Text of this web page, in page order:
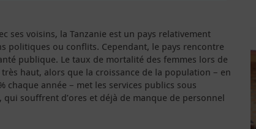
ses voisins, la Tanzanie est un pays relativement
politiques ou conflits. Cependant, le pays rencontre
publique. Le taux de mortalité des femmes lors de
très haut, alors que la croissance de la population – en
chaque année – met les services publics sous
qui souffrent d’ores et déjà de manque de personnel